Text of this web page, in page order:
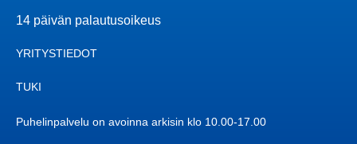
14 päivän palautusoikeus
YRITYSTIEDOT
TUKI
Puhelinpalvelu on avoinna arkisin klo 10.00-17.00